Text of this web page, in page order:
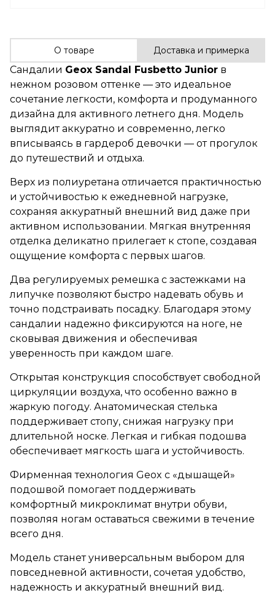
О товаре Доставка и примерка
Сандалии Geox Sandal Fusbetto Junior в
нежном розовом оттенке — это идеальное
сочетание легкости, комфорта и продуманного
дизайна для активного летнего дня. Модель
выглядит аккуратно и современно, легко
вписываясь в гардероб девочки — от прогулок
до путешествий и отдыха.
Верх из полиуретана отличается практичностью
и устойчивостью к ежедневной нагрузке,
сохраняя аккуратный внешний вид даже при
активном использовании. Мягкая внутренняя
отделка деликатно прилегает к стопе, создавая
ощущение комфорта с первых шагов.
Два регулируемых ремешка с застежками на
липучке позволяют быстро надевать обувь и
точно подстраивать посадку. Благодаря этому
сандалии надежно фиксируются на ноге, не
сковывая движения и обеспечивая
уверенность при каждом шаге.
Открытая конструкция способствует свободной
циркуляции воздуха, что особенно важно в
жаркую погоду. Анатомическая стелька
поддерживает стопу, снижая нагрузку при
длительной носке. Легкая и гибкая подошва
обеспечивает мягкость шага и устойчивость.
Фирменная технология Geox с «дышащей»
подошвой помогает поддерживать
комфортный микроклимат внутри обуви,
позволяя ногам оставаться свежими в течение
всего дня.
Модель станет универсальным выбором для
повседневной активности, сочетая удобство,
надежность и аккуратный внешний вид.